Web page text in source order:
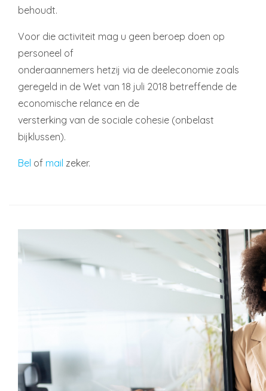
behoudt.
Voor die activiteit mag u geen beroep doen op
personeel of
onderaannemers hetzij via de deeleconomie zoals
geregeld in de Wet van 18 juli 2018 betreffende de
economische relance en de
versterking van de sociale cohesie (onbelast
bijklussen).
Bel of mail zeker.